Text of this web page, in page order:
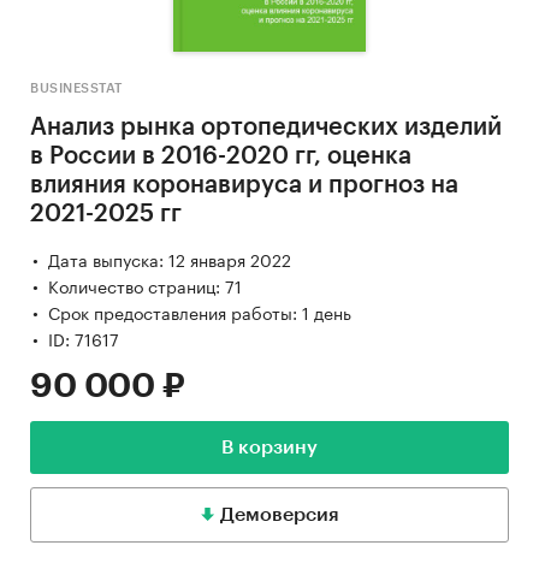
BUSINESSTAT
Анализ рынка ортопедических изделий
в России в 2016-2020 гг, оценка
влияния коронавируса и прогноз на
2021-2025 гг
Дата выпуска: 12 января 2022
Количество страниц: 71
Срок предоставления работы: 1 день
ID: 71617
90 000 ₽
В корзину
Демоверсия